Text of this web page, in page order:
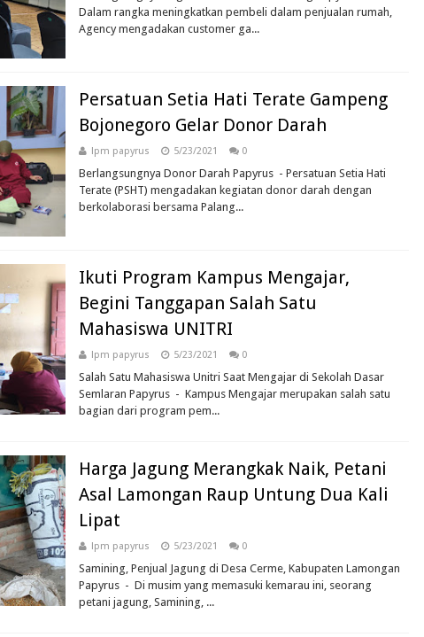
Dalam rangka meningkatkan pembeli dalam penjualan rumah,
Agency mengadakan customer ga...
Persatuan Setia Hati Terate Gampeng
Bojonegoro Gelar Donor Darah
lpm papyrus 5/23/2021 0
Berlangsungnya Donor Darah Papyrus - Persatuan Setia Hati
Terate (PSHT) mengadakan kegiatan donor darah dengan
berkolaborasi bersama Palang...
Ikuti Program Kampus Mengajar,
Begini Tanggapan Salah Satu
Mahasiswa UNITRI
lpm papyrus 5/23/2021 0
Salah Satu Mahasiswa Unitri Saat Mengajar di Sekolah Dasar
Semlaran Papyrus - Kampus Mengajar merupakan salah satu
bagian dari program pem...
Harga Jagung Merangkak Naik, Petani
Asal Lamongan Raup Untung Dua Kali
Lipat
lpm papyrus 5/23/2021 0
Samining, Penjual Jagung di Desa Cerme, Kabupaten Lamongan
Papyrus - Di musim yang memasuki kemarau ini, seorang
petani jagung, Samining, ...